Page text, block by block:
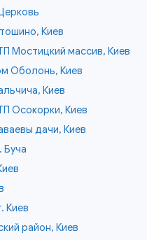
Киев
Мостицкий массив, Киев
Оболонь, Киев
Киев
Осокорки, Киев
дачи, Киев
Буча
Киев
район, Киев